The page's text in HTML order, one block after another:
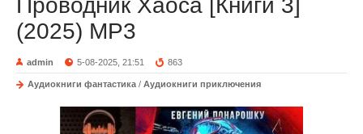
Проводник Хаоса [Книги 3]
(2025) MP3
admin 5-08-2025, 21:51 863
Аудиокниги фантастика / Аудиокниги приключения